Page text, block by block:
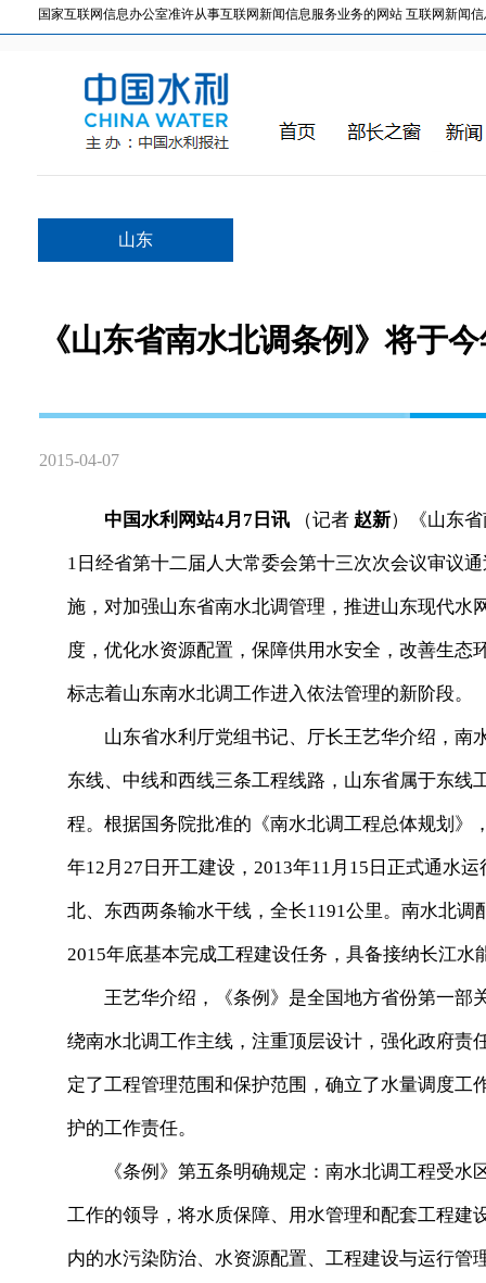
国家互联网信息办公室准许从事互联网新闻信息服务业务的网站 互联网新闻信
山东
《山东省南水北调条例》将于
2015-04-07
中国水利网站4月7日讯 （记者 赵新）《山东
1日经省第十二届人大常委会第十三次次会议审议
施，对加强山东省南水北调管理，推进山东现代
度，优化水资源配置，保障供用水安全，改善生
标志着山东南水北调工作进入依法管理的新阶段。
山东省水利厅党组书记、厅长王艺华介绍，南
东线、中线和西线三条工程线路，山东省属于东
程。根据国务院批准的《南水北调工程总体规划》
年12月27日开工建设，2013年11月15日正式通水
北、东西两条输水干线，全长1191公里。南水北
2015年底基本完成工程建设任务，具备接纳长江水
王艺华介绍，《条例》是全国地方省份第一部
绕南水北调工作主线，注重顶层设计，强化政府
定了工程管理范围和保护范围，确立了水量调度
护的工作责任。
《条例》第五条明确规定：南水北调工程受水
工作的领导，将水质保障、用水管理和配套工程
内的水污染防治、水资源配置、工程建设与运行